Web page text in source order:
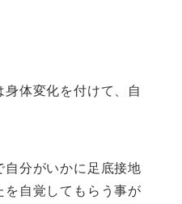
体変化を付けて、自
分がいかに足底接地
自覚してもらう事が